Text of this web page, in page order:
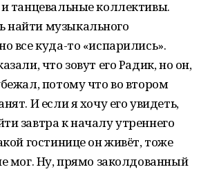
танцевальные коллективы.
музыкального
все куда-то «испарились».
что зовут его Радик, но он,
потому что во втором
И если я хочу его увидеть,
завтра к началу утреннего
гостинице он живёт, тоже
мог. Ну, прямо заколдованный